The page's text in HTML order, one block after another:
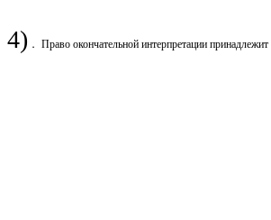
4) ． Право окончательной интерпретации